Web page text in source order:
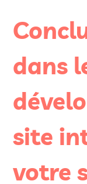
dans
site
votre